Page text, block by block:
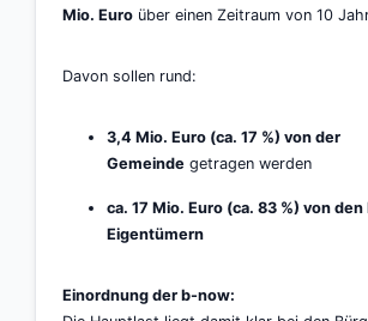
Mio. Euro über einen Zeitraum von 10
Davon sollen rund:
3,4 Mio. Euro (ca. 17 %) von der
Gemeindegetragen werden
ca. 17 Mio. Euro (ca. 83 %) von
Eigentümern
Einordnung der b-now: